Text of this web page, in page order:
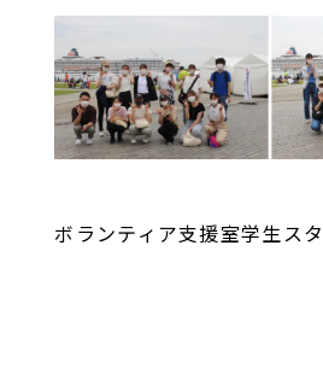
ボランティア支援室学生ス